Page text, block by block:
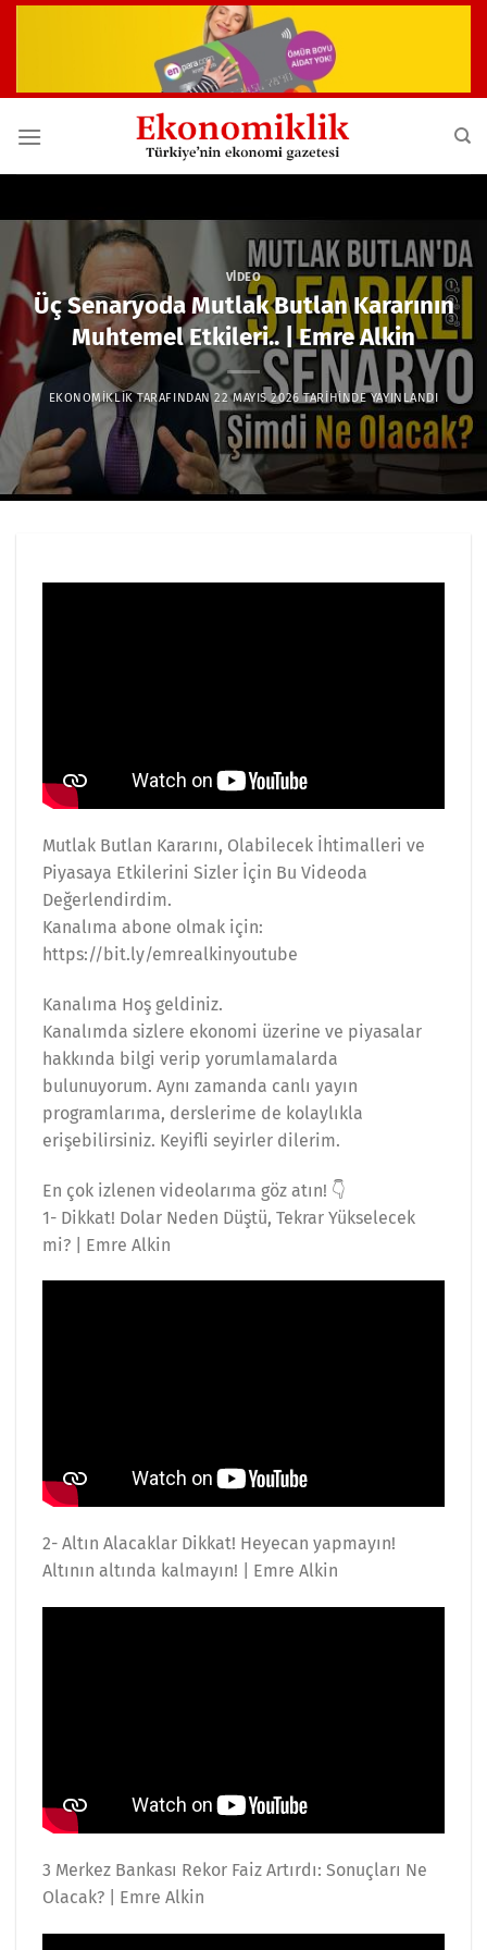
VIDEO
Üç Senaryoda Mutlak Butlan Kararının
Muhtemel Etkileri.. | Emre Alkin
EKONOMIKLIKTARAFINDAN 22 MAYIS 2026 TARIHINDE YAYINLANDI
Mutlak Butlan Kararını, Olabilecek İhtimalleri ve
Piyasaya Etkilerini Sizler İçin Bu Videoda
Değerlendirdim.
Kanalıma abone olmak için:
https://bit.ly/emrealkinyoutube
Kanalıma Hoş geldiniz.
Kanalımda sizlere ekonomi üzerine ve piyasalar
hakkında bilgi verip yorumlamalarda
bulunuyorum. Aynı zamanda canlı yayın
programlarıma, derslerime de kolaylıkla
erişebilirsiniz. Keyifli seyirler dilerim.
En çok izlenen videolarıma göz atın! 👇
1- Dikkat! Dolar Neden Düştü, Tekrar Yükselecek
mi? | Emre Alkin
2- Altın Alacaklar Dikkat! Heyecan yapmayın!
Altının altında kalmayın! | Emre Alkin
3 Merkez Bankası Rekor Faiz Artırdı: Sonuçları Ne
Olacak? | Emre Alkin